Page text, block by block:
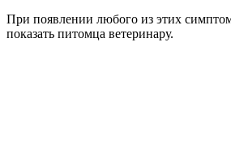
При появлении любого из этих
показать питомца ветеринару.